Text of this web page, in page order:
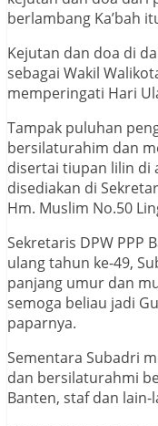
berlambang Ka’bah
Kejutan dan doa di
sebagai Wakil
memperingati Hari
Tampak puluhan
bersilaturahim dan
disertai tiupan lilin di
disediakan di
Hm. Muslim No.50
Sekretaris DPW PPP
ulang tahun ke-49,
panjang umur dan
semoga beliau jadi
paparnya.
Sementara Subadri
dan bersilaturahmi
Banten, staf dan lain-